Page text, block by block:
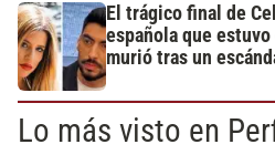
El trágico final de
española que
murió tras un
Lo más visto en